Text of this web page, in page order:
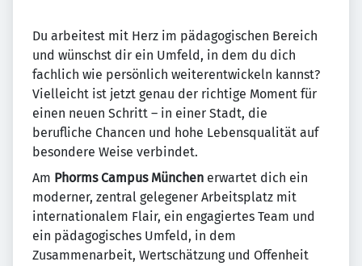
Du arbeitest mit Herz im pädagogischen Bereich
und wünschst dir ein Umfeld, in dem du dich
fachlich wie persönlich weiterentwickeln kannst?
Vielleicht ist jetzt genau der richtige Moment für
einen neuen Schritt – in einer Stadt, die
berufliche Chancen und hohe Lebensqualität auf
besondere Weise verbindet.
Am Phorms Campus München erwartet dich ein
moderner, zentral gelegener Arbeitsplatz mit
internationalem Flair, ein engagiertes Team und
ein pädagogisches Umfeld, in dem
Zusammenarbeit, Wertschätzung und Offenheit